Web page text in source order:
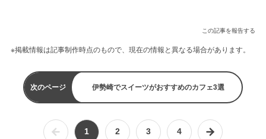
この記事を報告する
※掲載情報は記事制作時点のもので、現在の情報と異なる場合があります。
次のページ 伊勢崎でスイーツがおすすめのカフェ3選
1 2 3 4